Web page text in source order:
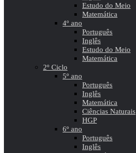
Estudo do Meio
Matemática
4º ano
Português
Inglês
Estudo do Meio
Matemática
2º Ciclo
5º ano
Português
Inglês
Matemática
Ciências Naturais
HGP
6º ano
Português
Inglês